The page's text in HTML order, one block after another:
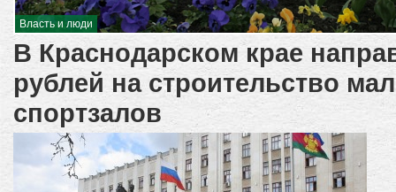
Власть и люди
В Краснодарском крае
рублей на строительство
спортзалов